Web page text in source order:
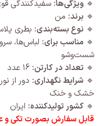
🔹 ویژگی‌ها: سفیدکنندگی
🔹 برند: من
🔹 نوع بسته‌بندی: بطری
🔹 مناسب برای: لباس‌ها،
شست‌وشو
🔹 تعداد در کارتن:
🔹 شرایط نگهداری: دور از
خشک و خنک
🔹 کشور تولیدکننده: ایران
قابل سفارش بصورت تکی و